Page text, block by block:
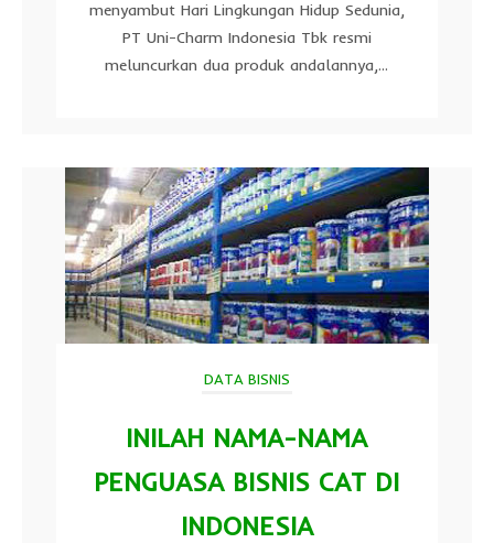
menyambut Hari Lingkungan Hidup Sedunia,
PT Uni-Charm Indonesia Tbk resmi
meluncurkan dua produk andalannya,...
DATA BISNIS
INILAH NAMA-NAMA
PENGUASA BISNIS CAT DI
INDONESIA